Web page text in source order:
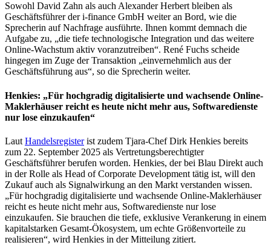
Sowohl David Zahn als auch Alexander Herbert bleiben als
Geschäftsführer der i-finance GmbH weiter an Bord, wie die
Sprecherin auf Nachfrage ausführte. Ihnen kommt demnach die
Aufgabe zu, „die tiefe technologische Integration und das weitere
Online-Wachstum aktiv voranzutreiben“. René Fuchs scheide
hingegen im Zuge der Transaktion „einvernehmlich aus der
Geschäftsführung aus“, so die Sprecherin weiter.
Henkies: „Für hochgradig digitalisierte und wachsende Online-
Maklerhäuser reicht es heute nicht mehr aus, Softwaredienste
nur lose einzukaufen“
Laut Handelsregisterist zudem Tjara-Chef Dirk Henkies bereits
zum 22. September 2025 als Vertretungsberechtigter
Geschäftsführer berufen worden. Henkies, der bei Blau Direkt auch
in der Rolle als Head of Corporate Development tätig ist, will den
Zukauf auch als Signalwirkung an den Markt verstanden wissen.
„Für hochgradig digitalisierte und wachsende Online-Maklerhäuser
reicht es heute nicht mehr aus, Softwaredienste nur lose
einzukaufen. Sie brauchen die tiefe, exklusive Verankerung in einem
kapitalstarken Gesamt-Ökosystem, um echte Größenvorteile zu
realisieren“, wird Henkies in der Mitteilung zitiert.